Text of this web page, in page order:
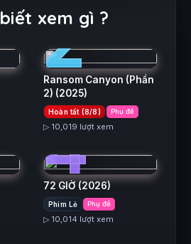
xem gì ?
2
Ransom Canyon (Phần
2) (2025)
Hoàn tất (8/8) Phụ đề
▷ 10,019 lượt xem
4
72 GIỜ (2026)
Phim Lẻ Phụ đề
▷ 10,014 lượt xem